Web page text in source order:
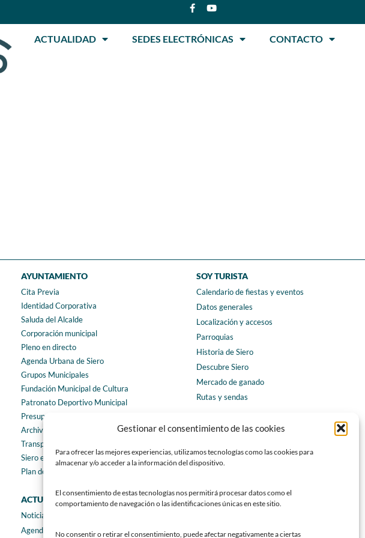
Gestionar el consentimiento de las cookies
Para ofrecer las mejores experiencias, utilizamos tecnologías como las cookies para
almacenar y/o acceder a la información del dispositivo.
El consentimiento de estas tecnologías nos permitirá procesar datos como el
comportamiento de navegación o las identificaciones únicas en este sitio.
No consentir o retirar el consentimiento, puede afectar negativamente a ciertas
ACTUALIDAD SEDES ELECTRÓNICAS CONTACTO
AYUNTAMIENTO
Cita Previa
Identidad Corporativa
Saluda del Alcalde
Corporación municipal
Pleno en directo
Agenda Urbana de Siero
Grupos Municipales
Fundación Municipal de Cultura
Patronato Deportivo Municipal
Presupuestos municipales
Archivo municipal
Transparencia
Siero en Cifras
Plan de igualdad
ACTUALIDAD
Noticias
Agenda
SOY TURISTA
Calendario de fiestas y eventos
Datos generales
Localización y accesos
Parroquias
Historia de Siero
Descubre Siero
Mercado de ganado
Rutas y sendas
CONTACTO
Teléfonos de interés
Formulario de contacto